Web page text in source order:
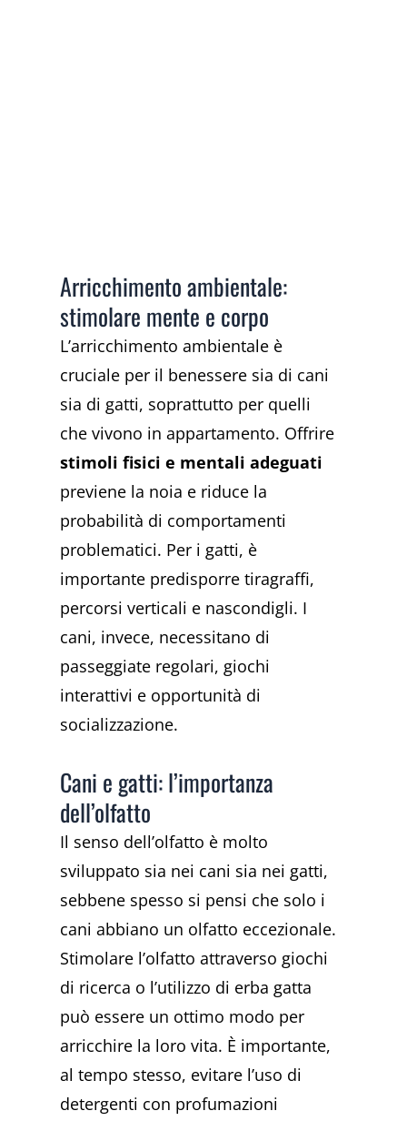
Arricchimento ambientale:
stimolare mente e corpo
L’arricchimento ambientale è
cruciale per il benessere sia di cani
sia di gatti, soprattutto per quelli
che vivono in appartamento. Offrire
stimoli fisici e mentali adeguati
previene la noia e riduce la
probabilità di comportamenti
problematici. Per i gatti, è
importante predisporre tiragraffi,
percorsi verticali e nascondigli. I
cani, invece, necessitano di
passeggiate regolari, giochi
interattivi e opportunità di
socializzazione.
Cani e gatti: l’importanza
dell’olfatto
Il senso dell’olfatto è molto
sviluppato sia nei cani sia nei gatti,
sebbene spesso si pensi che solo i
cani abbiano un olfatto eccezionale.
Stimolare l’olfatto attraverso giochi
di ricerca o l’utilizzo di erba gatta
può essere un ottimo modo per
arricchire la loro vita. È importante,
al tempo stesso, evitare l’uso di
detergenti con profumazioni